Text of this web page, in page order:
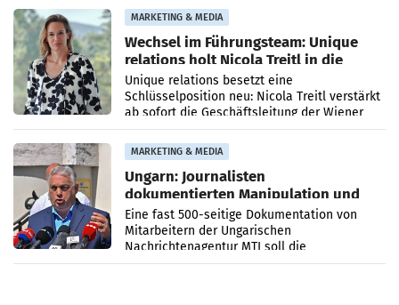
MARKETING & MEDIA
Wechsel im Führungsteam: Unique
relations holt Nicola Treitl in die
Geschäftsleitung
Unique relations besetzt eine
Schlüsselposition neu: Nicola Treitl verstärkt
ab sofort die Geschäftsleitung der Wiener
PR-Agentur an der Seite von Josef Kalina und
Anna Kalina-Mahr.
MARKETING & MEDIA
Ungarn: Journalisten
dokumentierten Manipulation und
Zensur
Eine fast 500-seitige Dokumentation von
Mitarbeitern der Ungarischen
Nachrichtenagentur MTI soll die
systematische Nachrichten-Manipulation und